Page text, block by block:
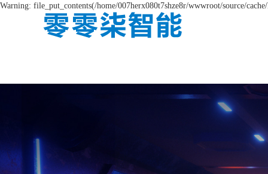
Warning: file_put_contents(/home/007herx080t7shze8r/wwwroot/source/